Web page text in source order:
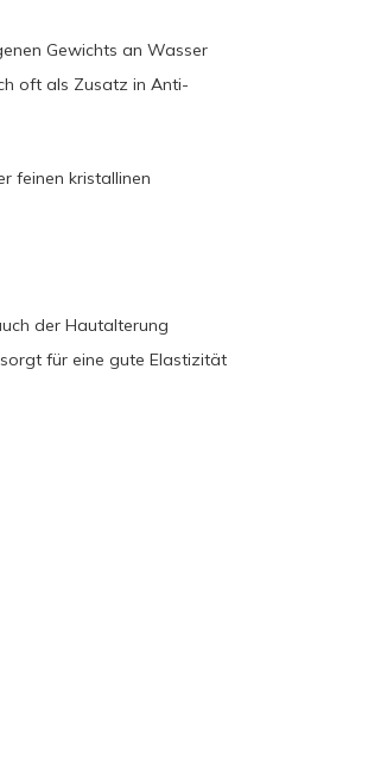
Gewichts an Wasser
oft als Zusatz in Anti-
feinen kristallinen
der Hautalterung
für eine gute Elastizität